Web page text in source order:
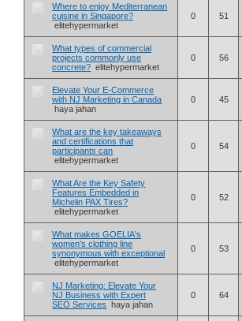
Where to enjoy Mediterranean
cuisine in Singapore?
elitehypermarket
0 51
What types of commercial
projects commonly use
concrete? elitehypermarket
0 56
Elevate Your E-Commerce
with NJ Marketing in Canada
haya jahan
0 45
What are the key takeaways
and certifications that
participants can
elitehypermarket
0 54
What Are the Key Safety
Features Embedded in
Michelin PAX Tires?
elitehypermarket
0 52
What makes GOELIA's
women's clothing line
synonymous with exceptional
elitehypermarket
0 53
NJ Marketing: Elevate Your
NJ Business with Expert
SEO Services
haya jahan
0 64